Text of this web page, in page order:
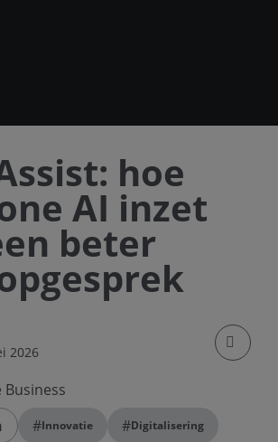
hoe
AI inzet
beter
2026
klik om
#Innovatie #Digitalisering